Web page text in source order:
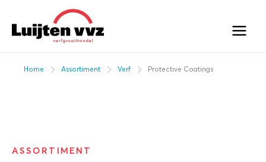
naar
Home Assortiment Verf Protective Coatings
ASSORTIMENT